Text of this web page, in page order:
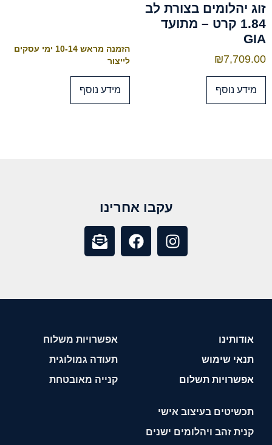
זוג יהלומים בצורת לב
1.84 קרט – מתועד
GIA
₪7,709.00
מידע נוסף
הזמנה מראש 10-14 ימי עסקים
לייצור
מידע נוסף
עקבו אחרינו
אודותינו
תנאי שימוש
אפשרויות תשלום
אפשרויות משלוח
תעודה גמולוגית
קנייה מאובטחת
תכשיטים בעיצוב אישי
קנית זהב ויהלומים ישנים